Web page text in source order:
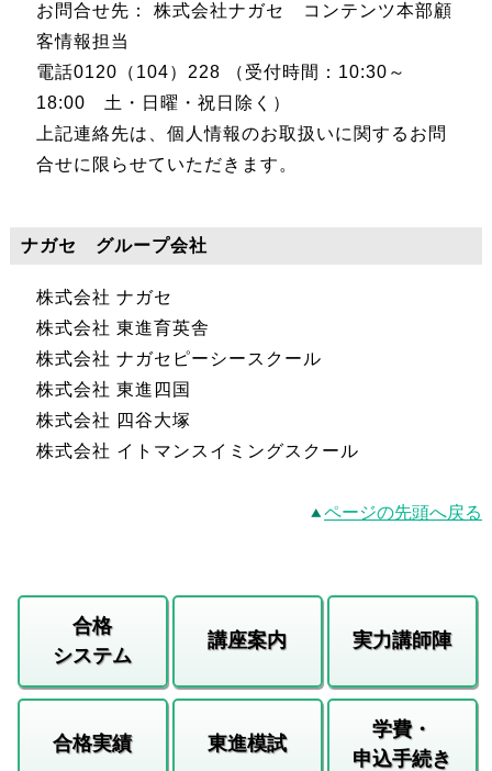
お問合せ先： 株式会社ナガセ コンテンツ本部顧
客情報担当
電話0120（104）228 （受付時間：10:30～
18:00 土・日曜・祝日除く）
上記連絡先は、個人情報のお取扱いに関するお問
合せに限らせていただきます。
ナガセ グループ会社
株式会社 ナガセ
株式会社 東進育英舎
株式会社 ナガセピーシースクール
株式会社 東進四国
株式会社 四谷大塚
株式会社 イトマンスイミングスクール
ページの先頭へ戻る
合格
システム
講座案内 実力講師陣
合格実績 東進模試
学費・
申込手続き